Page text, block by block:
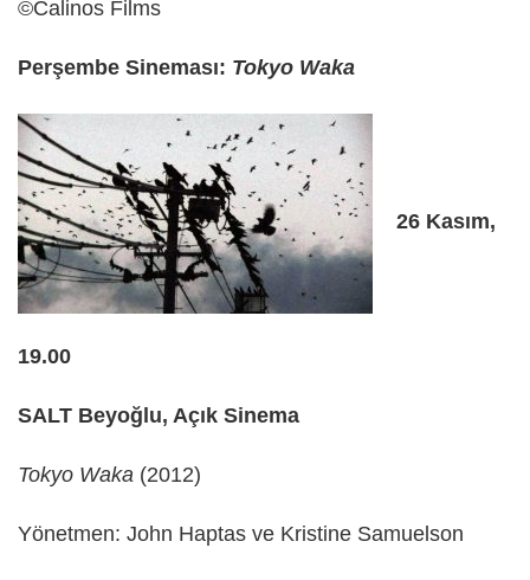
©Calinos Films
Perşembe Sineması: Tokyo Waka
26 Kasım,
19.00
SALT Beyoğlu, Açık Sinema
Tokyo Waka (2012)
Yönetmen: John Haptas ve Kristine Samuelson